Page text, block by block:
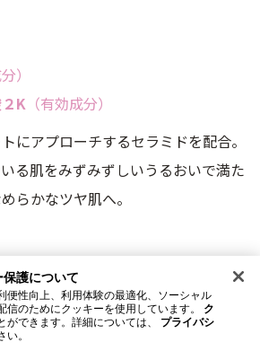
）
K （有効成分）
にアプローチするセラミドを配合。
る肌をみずみずしいうるおいで満た
らかなツヤ肌へ。
用ACゲルSセンシティブEX
護について
便性向上、利用体験の最適化、ソーシャル
信のためにクッキーを使用しています。
ク
ができます。詳細については、
プライバシ
い。